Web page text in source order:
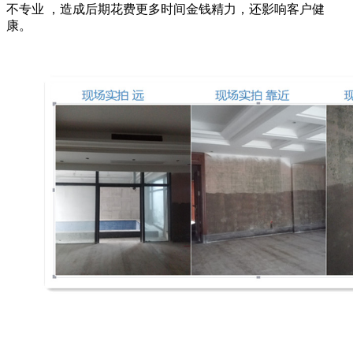
不专业 ，造成后期花费更多时间金钱精力，还影响客户健
康。